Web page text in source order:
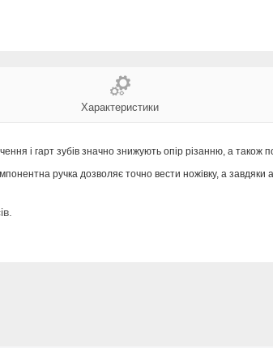
Характеристики
і гарт зубів значно знижують опір різанню, а
ручка дозволяє точно вести ножівку, а